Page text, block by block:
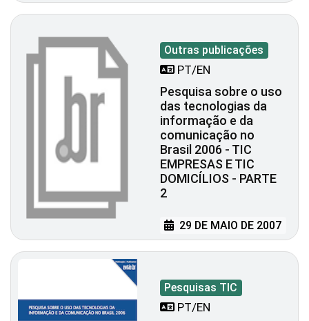
Outras publicações
PT/EN
Pesquisa sobre o uso
das tecnologias da
informação e da
comunicação no
Brasil 2006 - TIC
EMPRESAS E TIC
DOMICÍLIOS - PARTE
2
29 DE MAIO DE 2007
Pesquisas TIC
PT/EN